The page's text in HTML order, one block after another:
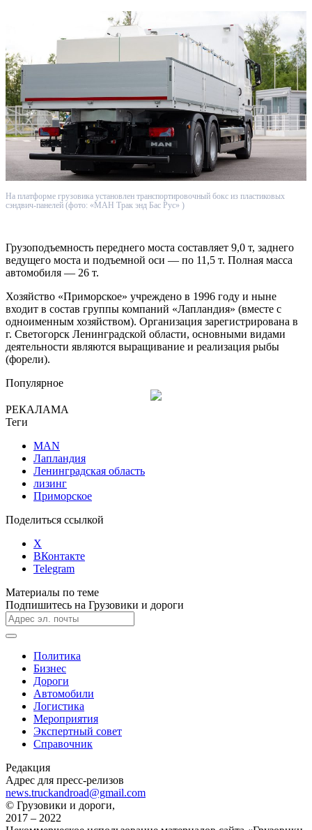
На платформе грузовика установлен транспортировочный бокс из пластиковых
сэндвич-панелей (фото: «МАН Трак энд Бас Рус» )
Грузоподъемность переднего моста составляет 9,0 т, заднего
ведущего моста и подъемной оси — по 11,5 т. Полная масса
автомобиля — 26 т.
Хозяйство «Приморское» учреждено в 1996 году и ныне
входит в состав группы компаний «Лапландия» (вместе с
одноименным хозяйством). Организация зарегистрирована в
г. Светогорск Ленинградской области, основными видами
деятельности являются выращивание и реализация рыбы
(форели).
Популярное
РЕКАЛАМА
Теги
MAN
Лапландия
Ленинградская область
лизинг
Приморское
Поделиться ссылкой
X
ВКонтакте
Telegram
Материалы по теме
Подпишитесь на Грузовики и дороги
Политика
Бизнес
Дороги
Автомобили
Логистика
Мероприятия
Экспертный совет
Справочник
Редакция
Адрес для пресс-релизов
news.truckandroad@gmail.com
© Грузовики и дороги,
2017 – 2022